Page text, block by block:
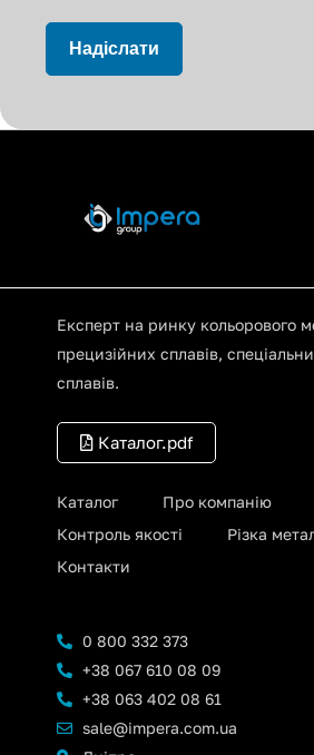
Надіслати
Експерт на ринку кольорового
прецизійних сплавів,
сплавів.
Каталог.pdf
Каталог
Про компанію
Контроль якості
Різка
Контакти
0 800 332 373
+38 067 610 08 09
+38 063 402 08 61
sale@impera.com.ua